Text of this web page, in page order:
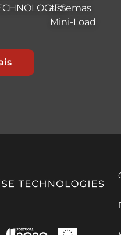
sistemas
Mini-Load